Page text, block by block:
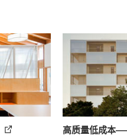
高质量低成本